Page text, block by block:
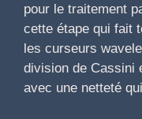
pour le traitement
cette étape qui fait
les curseurs
division de Cassini
avec une netteté